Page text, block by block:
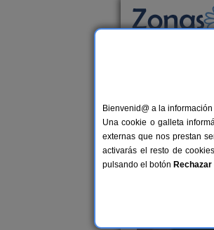
Bienvenid@ a la
Una cookie o galleta
externas que nos prestan
activarás el resto de
pulsando el botón Rechazar